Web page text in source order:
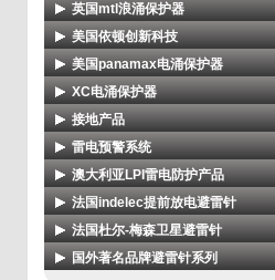
- 德国dehn防雷箱
- 德国dehn防雷器其它产品
- 测量、控制和调节技术的电涌保护
- 信息技术和电信系统的电涌保护
- 同轴传输系统的电涌保护
-英国furse esp 电源防雷器
- 英国furse esp 信号防雷器
- 英国furse furseweld放热焊接
英国mtl浪涌保护器
- 英国mtl数据和信号电涌保护
- 英国mtl现场总线电涌保护
- 英国mtl交流电源保护
- 英国mtl电信领域电涌保护
- 英国mtl其它综合保护
美国依顿创新科技
- pte/ptx系列电涌保护器
美国panamax电涌保护器
- 浪涌保护器简介
- 过压保护器-max6
- 电涌抑制器-towermax ksu
- 为什么选用电涌保护器
XC电涌保护器
- 供电系统电涌保护器
- 信息系统电涌保护器
- 天馈系统电涌保护器
- 组合式电涌保护器
- 防雷辅件
接地产品
- 电解离子接地极
- etc接地模块器
- 降阻剂
雷电预警系统
- lpi雷电监控及预警系统MK Ⅲ
- boltek闪电探测系统
- 猎雷者II雷电预警系统
澳大利亚LPI雷电防护产品
- lpi直接雷击保护产品
- lpi接地产品
- lpi电力浪涌及瞬态保护
法国indelec提前放电避雷针
- indelec(易敌雷)提前放电避雷针
- indelec避雷针保护半径表
法国杜尔-梅森卫星避雷针
- 法国(杜尔-梅森) 卫星+【satelit 】提
国外著名品牌避雷针系列